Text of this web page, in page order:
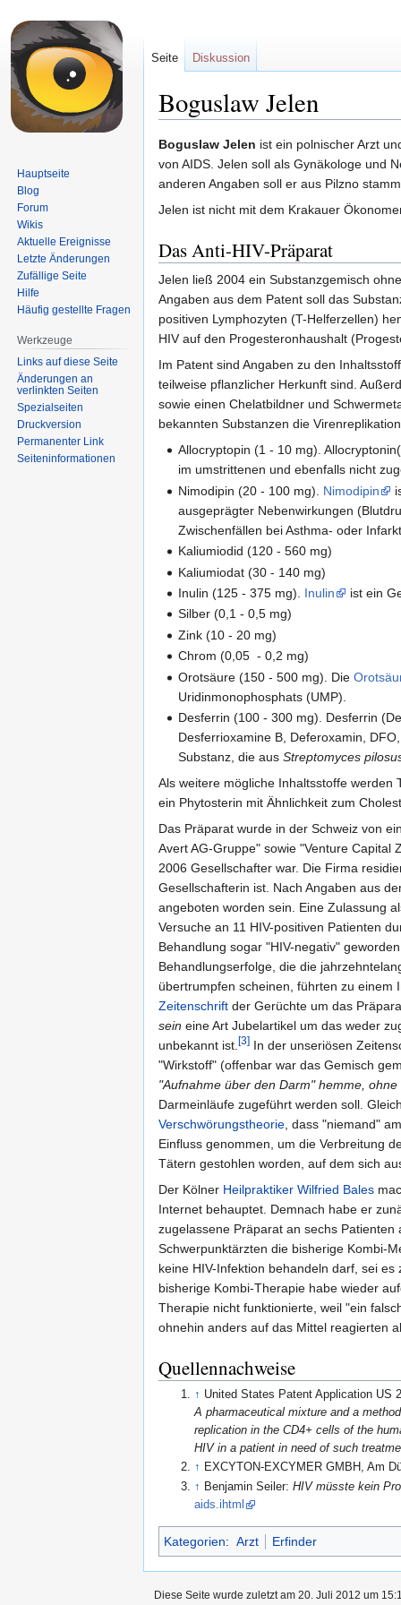
Boguslaw Jelen
Zur
Navigation
springen
Zur
Suche
springen
Boguslaw Jelen ist ein polnischer Arzt
von AIDS. Jelen soll als Gynäkologe und
anderen Angaben soll er aus Pilzno
Jelen ist nicht mit dem Krakauer
Das Anti-HIV-Präparat
Jelen ließ 2004 ein Substanzgemisch
Angaben aus dem Patent soll das
positiven Lymphozyten (T-Helferzellen)
HIV auf den Progesteronhaushalt
Im Patent sind Angaben zu den
teilweise pflanzlicher Herkunft sind.
sowie einen Chelatbildner und
bekannten Substanzen die
Allocryptopin (1 - 10 mg).
im umstrittenen und ebenfalls nicht
Nimodipin (20 - 100 mg). Nimodipin
ausgeprägter Nebenwirkungen
Zwischenfällen bei Asthma- oder
Kaliumiodid (120 - 560 mg)
Kaliumiodat (30 - 140 mg)
Inulin (125 - 375 mg). Inulin
ist ein
Silber (0,1 - 0,5 mg)
Zink (10 - 20 mg)
Chrom (0,05 - 0,2 mg)
Orotsäure (150 - 500 mg). Die
Uridinmonophosphats (UMP).
Desferrin (100 - 300 mg). Desferrin
Desferrioxamine B, Deferoxamin,
Substanz, die ausStreptomyces
Als weitere mögliche Inhaltsstoffe
ein Phytosterin mit Ähnlichkeit zum
Das Präparat wurde in der Schweiz von
Avert AG-Gruppe" sowie "Venture Capital
2006 Gesellschafter war. Die Firma
Gesellschafterin ist. Nach Angaben aus
angeboten worden sein. Eine Zulassung
Versuche an 11 HIV-positiven Patienten
Behandlung sogar "HIV-negativ"
Behandlungserfolge, die die
übertrumpfen scheinen, führten zu einem
Zeitenschrift der Gerüchte um das
sein eine Art Jubelartikel um das weder
unbekannt ist. [3] In der unseriösen
"Wirkstoff" (offenbar war das Gemisch
"Aufnahme über den Darm" hemme,
Darmeinläufe zugeführt werden soll.
Verschwörungstheorie , dass "niemand"
Einfluss genommen, um die Verbreitung
Tätern gestohlen worden, auf dem sich
Der Kölner Heilpraktiker Wilfried Bales
Internet behauptet. Demnach habe er
zugelassene Präparat an sechs
Schwerpunktärzten die bisherige Kombi-
keine HIV-Infektion behandeln darf, sei
bisherige Kombi-Therapie habe wieder
Therapie nicht funktionierte, weil "ein
ohnehin anders auf das Mittel reagierten
Quellennachweise
↑ United States Patent Application US
A pharmaceutical mixture and a
replication in the CD4+ cells of the
HIV in a patient in need of such
↑ EXCYTON-EXCYMER GMBH, Am
↑ Benjamin Seiler:HIV müsste kein
aids.ihtml
Kategorien: Arzt Erfinder
Seite Diskussion
Hauptseite
Blog
Forum
Wikis
Aktuelle Ereignisse
Letzte Änderungen
Zufällige Seite
Hilfe
Häufig gestellte Fragen
Werkzeuge
Links auf diese Seite
Änderungen an
verlinkten Seiten
Spezialseiten
Druckversion
Permanenter Link
Seiten­informationen
Diese Seite wurde zuletzt am 20. Juli 2012 um